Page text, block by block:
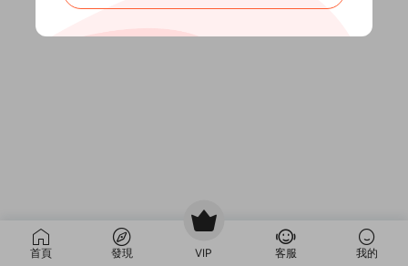
首頁 發現 VIP 客服 我的